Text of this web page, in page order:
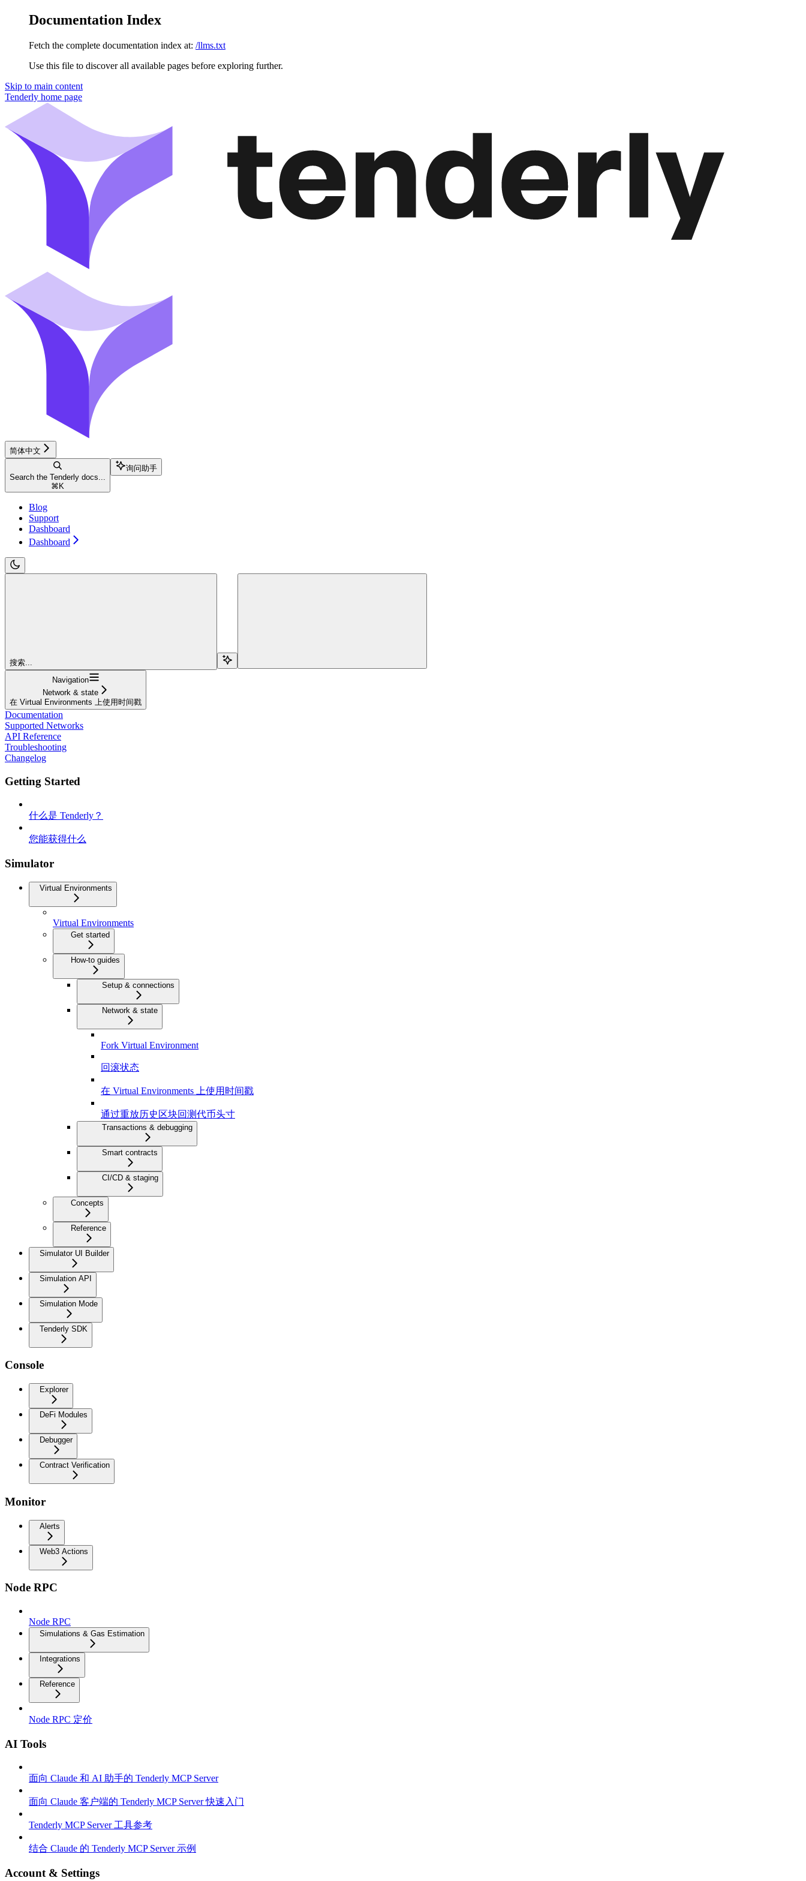
Documentation Index
Fetch the complete documentation index at: /llms.txt
Use this file to discover all available pages before exploring further.
Skip to main content
Tenderly home page
简体中文
Search the Tenderly docs...
⌘ K
询问助手
Blog
Support
Dashboard
Dashboard
搜索...
Navigation
Network & state
在 Virtual Environments 上使用时间戳
Documentation
Supported Networks
API Reference
Troubleshooting
Changelog
Getting Started
什么是 Tenderly？
您能获得什么
Simulator
Virtual Environments
Virtual Environments
Get started
How-to guides
Setup & connections
Network & state
Fork Virtual Environment
回滚状态
在 Virtual Environments 上使用时间戳
通过重放历史区块回测代币头寸
Transactions & debugging
Smart contracts
CI/CD & staging
Concepts
Reference
Simulator UI Builder
Simulation API
Simulation Mode
Tenderly SDK
Console
Explorer
DeFi Modules
Debugger
Contract Verification
Monitor
Alerts
Web3 Actions
Node RPC
Node RPC
Simulations & Gas Estimation
Integrations
Reference
Node RPC 定价
AI Tools
面向 Claude 和 AI 助手的 Tenderly MCP Server
面向 Claude 客户端的 Tenderly MCP Server 快速入门
Tenderly MCP Server 工具参考
结合 Claude 的 Tenderly MCP Server 示例
Account & Settings